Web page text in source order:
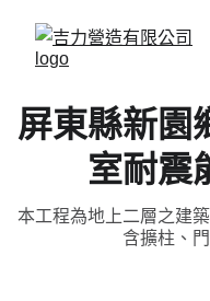
屏東縣新園
室耐震
本工程為地上二層之建
含擴柱、